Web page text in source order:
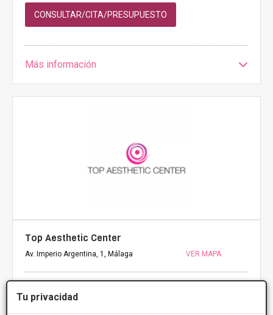
Tu privacidad
CONSULTAR/CITA/PRESUPUESTO
Más información
Top Aesthetic Center
Av. Imperio Argentina, 1, Málaga VER MAPA
Rinoplastia